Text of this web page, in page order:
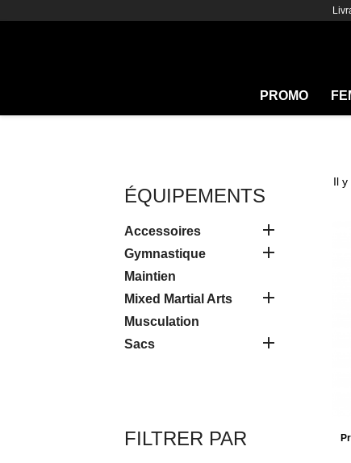
PROMO
ÉQUIPEMENTS
Accessoires 
Gymnastique 
Maintien
Mixed Martial Arts

Musculation
Sacs

FILTRER PAR
Il y